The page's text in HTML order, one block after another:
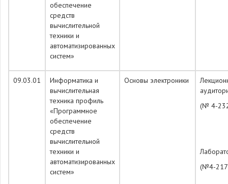
обеспечение
средств
вычислительной
техники и
автоматизированных
систем»
09.03.01
Информатика и
вычислительная
техника профиль
«Программное
обеспечение
средств
вычислительной
техники и
автоматизированных
систем»
Основы электроники
(№ 4-
(№4-